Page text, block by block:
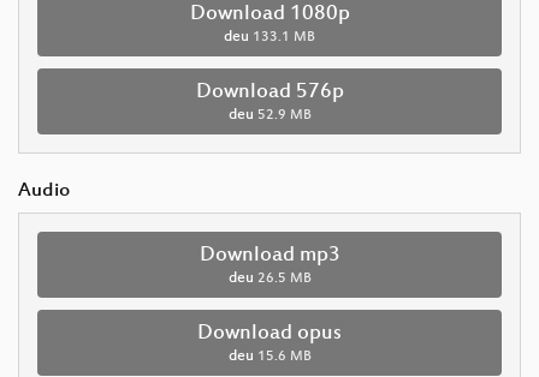
Download 1080p
deu 133.1 MB
Download 576p
deu 52.9 MB
Audio
Download mp3
deu 26.5 MB
Download opus
deu 15.6 MB